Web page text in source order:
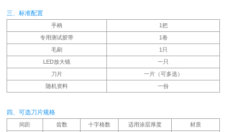
三、标准配置
手柄
1把
专用测试胶带
1卷
毛刷
1只
LED放大镜
一只
刀片
一片（可多选）
随机资料
一份
四、可选刀片规格
间距 齿数 十字格数 适用涂层厚度
材质